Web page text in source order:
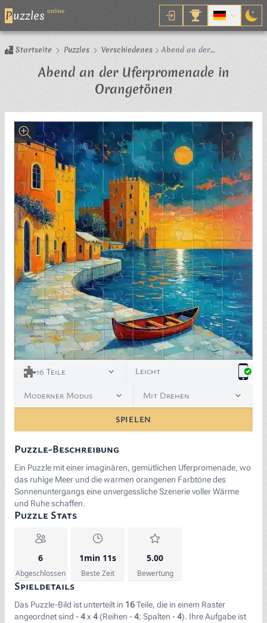
Puzzles online
Startseite Puzzles Verschiedenes
Abend an der
Orangetönen
Abend an der Uferpromenade in
Orangetönen
16 Teile Leicht
Moderner Modus Mit Drehen
SPIELEN
Puzzle-Beschreibung
Ein Puzzle mit einer imaginären, gemütlichen Uferpromenade, wo
das ruhige Meer und die warmen orangenen Farbtöne des
Sonnenuntergangs eine unvergessliche Szenerie voller Wärme
und Ruhe schaffen.
Puzzle Stats
6
Abgeschlossen
1min 11s
Beste Zeit
5.00
Bewertung
Spieldetails
Das Puzzle-Bild ist unterteilt in 16Teile, die in einem Raster
angeordnet sind -4x 4 (Reihen -4; Spalten -4). Ihre Aufgabe ist